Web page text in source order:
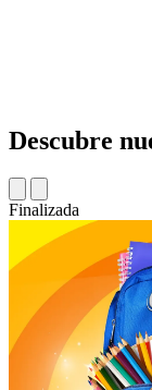
Descubre
Finalizada